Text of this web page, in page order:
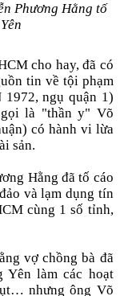
Phương Hằng tố
cho hay, đã có
tin về tội phạm
1972, ngụ quận 1)
là "thần y" Võ
có hành vi lừa
sản.
Hằng đã tố cáo
và lạm dụng tín
cùng 1 số tỉnh,
vợ chồng bà đã
làm các hoạt
nhưng ông Võ